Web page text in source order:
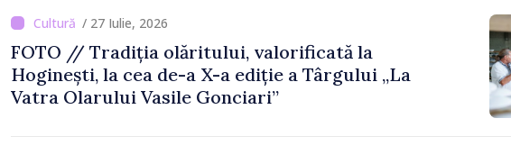
/ 27 Iulie, 2026
FOTO // Tradiția olăritului, valorificată la
Hoginești, la cea de-a X-a ediție a Târgului „La
Vatra Olarului Vasile Gonciari”